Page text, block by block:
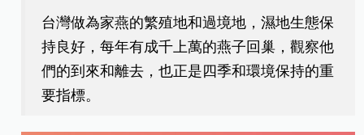
台灣做為家燕的繁殖地和過境地，濕地生態保
持良好，每年有成千上萬的燕子回巢，觀察他
們的到來和離去，也正是四季和環境保持的重
要指標。